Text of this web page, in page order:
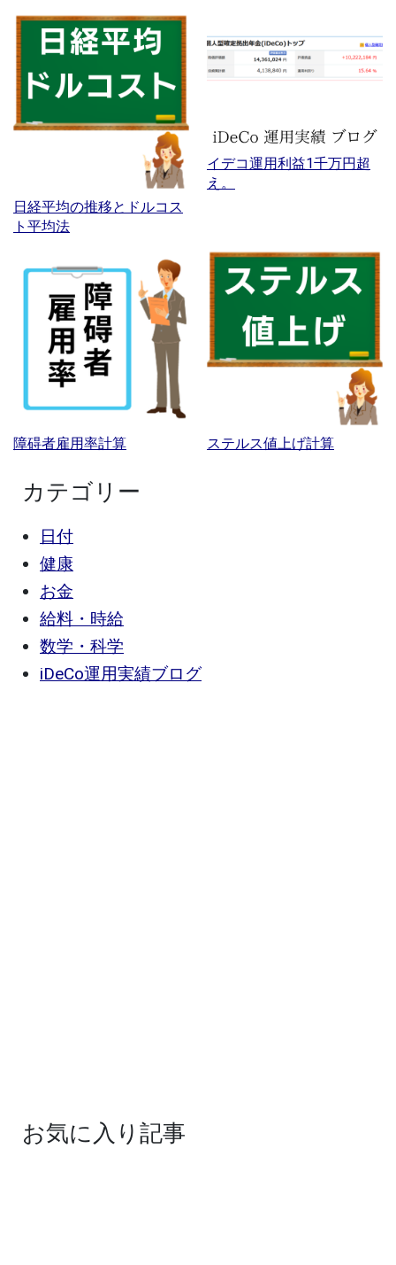
日経平均の推移とドルコス
ト平均法
イデコ運用利益1千万円超
え。
障碍者雇用率計算 ステルス値上げ計算
カテゴリー
日付
健康
お金
給料・時給
数学・科学
iDeCo運用実績ブログ
お気に入り記事